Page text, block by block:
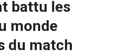
battu les
monde
du match